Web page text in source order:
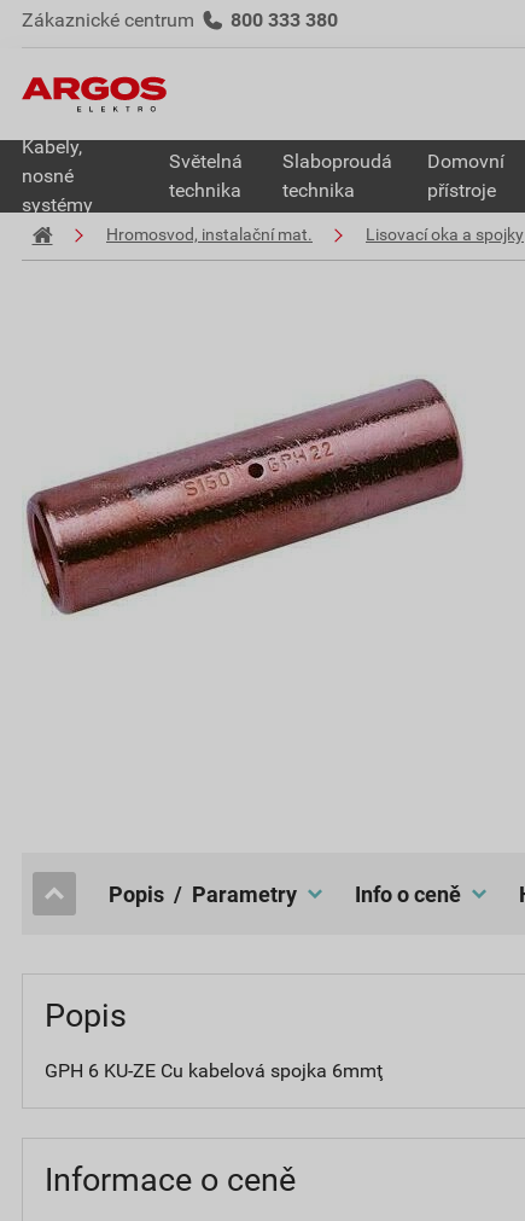
Zákaznické centrum 800 333 380
Kabely,
nosné
systémy
Světelná
technika
Slaboproudá
technika
Domovní
přístroje
Hromosvod, instalační mat. Lisovací oka a spojky
popis / Parametry Info o ceně
Popis
GPH 6 KU-ZE Cu kabelová spojka 6mmţ
Informace o ceně